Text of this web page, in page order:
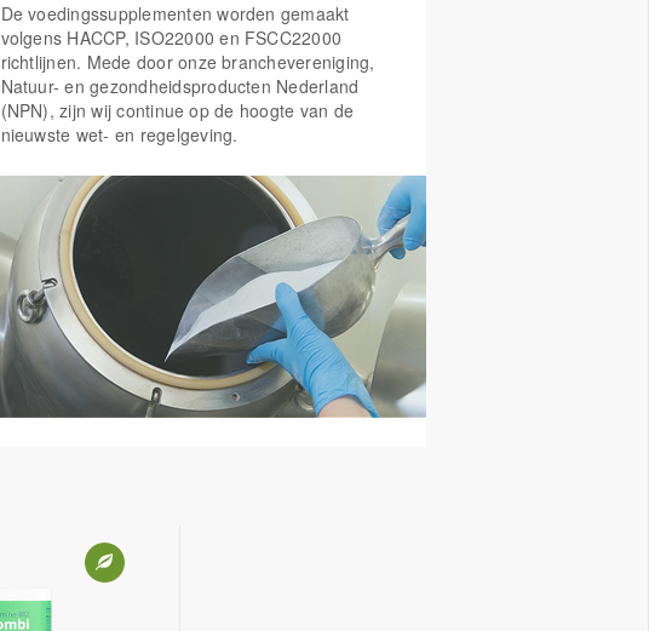
De voedingssupplementen worden gemaakt
volgens HACCP, ISO22000 en FSCC22000
richtlijnen. Mede door onze branchevereniging,
Natuur- en gezondheidsproducten Nederland
(NPN), zijn wij continue op de hoogte van de
nieuwste wet- en regelgeving.